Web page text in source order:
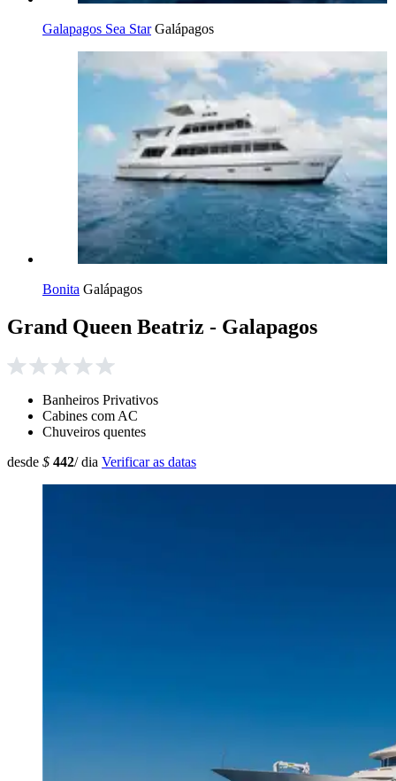
Galapagos Sea Star Galápagos
Bonita Galápagos
Grand Queen Beatriz - Galapagos
Banheiros Privativos
Cabines com AC
Chuveiros quentes
desde $ 442/ dia Verificar as datas